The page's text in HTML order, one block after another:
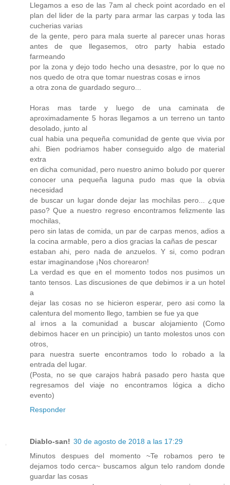
Llegamos a eso de las 7am al check point acordado en el
plan del lider de la party para armar las carpas y toda las
cucherias varias
de la gente, pero para mala suerte al parecer unas horas
antes de que llegasemos, otro party habia estado
farmeando
por la zona y dejo todo hecho una desastre, por lo que no
nos quedo de otra que tomar nuestras cosas e irnos
a otra zona de guardado seguro...
Horas mas tarde y luego de una caminata de
aproximadamente 5 horas llegamos a un terreno un tanto
desolado, junto al
cual habia una pequeña comunidad de gente que vivia por
ahi. Bien podriamos haber conseguido algo de material
extra
en dicha comunidad, pero nuestro animo boludo por querer
conocer una pequeña laguna pudo mas que la obvia
necesidad
de buscar un lugar donde dejar las mochilas pero... ¿que
paso? Que a nuestro regreso encontramos felizmente las
mochilas,
pero sin latas de comida, un par de carpas menos, adios a
la cocina armable, pero a dios gracias la cañas de pescar
estaban ahi, pero nada de anzuelos. Y si, como podran
estar imaginandose ¡Nos chorearon!
La verdad es que en el momento todos nos pusimos un
tanto tensos. Las discusiones de que debimos ir a un hotel
a
dejar las cosas no se hicieron esperar, pero asi como la
calentura del momento llego, tambien se fue ya que
al irnos a la comunidad a buscar alojamiento (Como
debimos hacer en un principio) un tanto molestos unos con
otros,
para nuestra suerte encontramos todo lo robado a la
entrada del lugar.
(Posta, no se que carajos habrá pasado pero hasta que
regresamos del viaje no encontramos lógica a dicho
evento)
Responder
Diablo-san! 30 de agosto de 2018 a las 17:29
Minutos despues del momento ~Te robamos pero te
dejamos todo cerca~ buscamos algun telo random donde
guardar las cosas